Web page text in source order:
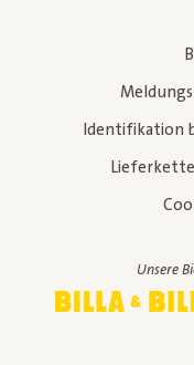
Identifikation
Unsere